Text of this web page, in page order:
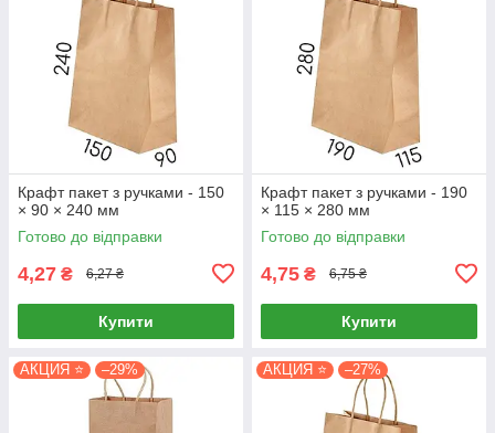
Крафт пакет з ручками - 150
× 90 × 240 мм
Готово до відправки
4,27 ₴ 6,27 ₴
Купити
Крафт пакет з ручками - 190
× 115 × 280 мм
Готово до відправки
4,75 ₴ 6,75 ₴
Купити
АКЦИЯ ⭐ –29% АКЦИЯ ⭐ –27%